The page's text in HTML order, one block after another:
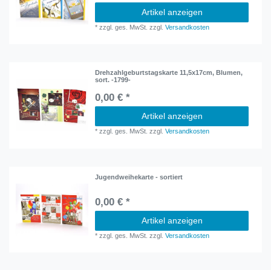
Artikel anzeigen
*zzgl. ges. MwSt. zzgl.Versandkosten
Drehzahlgeburtstagskarte 11,5x17cm, Blumen,
sort. -1799-
0,00 € *
Artikel anzeigen
*zzgl. ges. MwSt. zzgl.Versandkosten
Jugendweihekarte - sortiert
0,00 € *
Artikel anzeigen
*zzgl. ges. MwSt. zzgl.Versandkosten